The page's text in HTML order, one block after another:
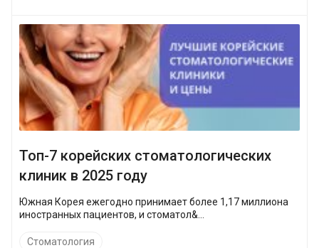
Топ-7 корейских стоматологических
клиник в 2025 году
Южная Корея ежегодно принимает более 1,17 миллиона
иностранных пациентов, и стоматол&...
Стоматология